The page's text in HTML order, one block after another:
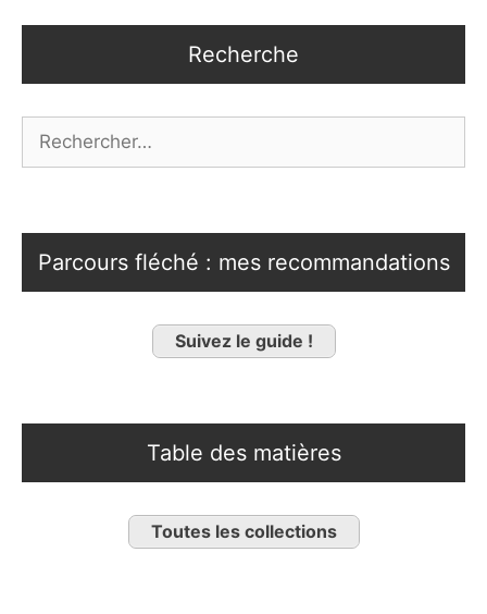
Recherche
Parcours fléché : mes recommandations
Suivez le guide !
Table des matières
Toutes les collections